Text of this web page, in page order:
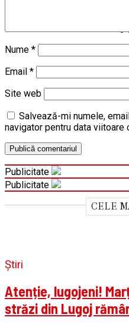
Ruga
Nume *
Email *
Site web
Salvează-mi numele,
navigator pentru data viitoare
Publicitate
Publicitate
CELE
Știri
Atenție, lugojeni!
străzi din Lugoj